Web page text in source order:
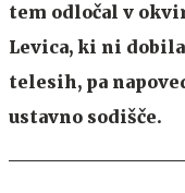
tem odločal v
Levica, ki ni
telesih, pa
ustavno sodišče.